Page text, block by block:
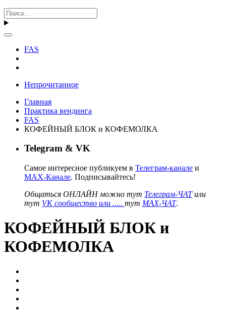
FAS
Непрочитанное
Главная
Практика вендинга
FAS
КОФЕЙНЫЙ БЛОК и КОФЕМОЛКА
Telegram & VK
Самое интересное публикуем в Телеграм-канале и
MAX-Канале. Подписывайтесь!
Общаться ОНЛАЙН можно тут Телеграм-ЧАТили
тут VK сообщество или ..... тут MAX-ЧАТ.
КОФЕЙНЫЙ БЛОК и
КОФЕМОЛКА